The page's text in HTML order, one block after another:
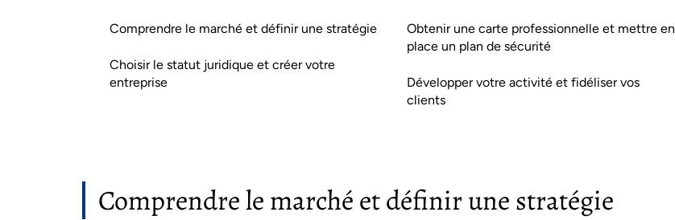
Comprendre le marché et définir une stratégie
Choisir le statut juridique et créer votre
entreprise
Obtenir une carte professionnelle et mettre en
place un plan de sécurité
Développer votre activité et fidéliser vos
clients
Comprendre le marché et définir une stratégie